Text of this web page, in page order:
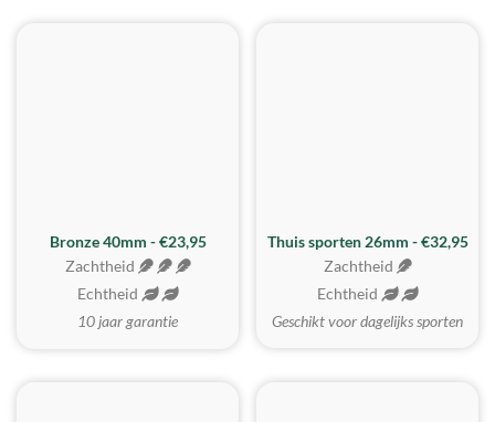
Bronze 40mm - €23,95
Zachtheid
Echtheid
10 jaar garantie
Thuis sporten 26mm - €32,95
Zachtheid
Echtheid
Geschikt voor dagelijks sporten